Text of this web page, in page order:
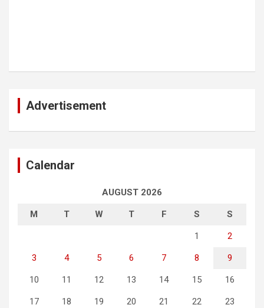
Advertisement
Calendar
AUGUST 2026
M T W T F S S
1 2
3 4 5 6 7 8 9
10 11 12 13 14 15 16
17 18 19 20 21 22 23